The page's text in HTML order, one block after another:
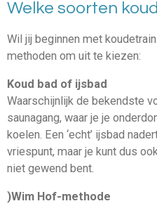
Welke soorten
Wil jij beginnen met
methoden om uit te kiezen:
Koud bad of ijsbad
Waarschijnlijk de bekendste
saunagang, waar je je
koelen. Een ‘echt’ ijsbad
vriespunt, maar je kunt dus
niet gewend bent.
)Wim Hof-methode